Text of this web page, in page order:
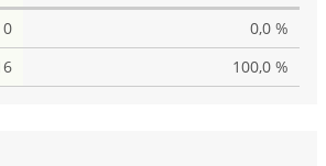
0
0,0 %
100,0 %